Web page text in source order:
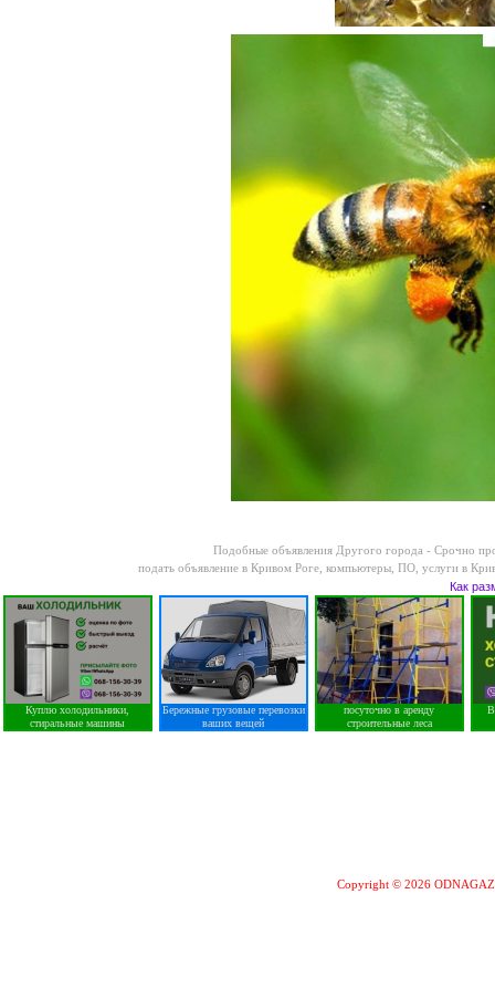
Подобные объявления Другого города - Срочно
подать объявление в Кривом Роге компьютеры, ПО, услуги в
Как
Куплю холодильники,
стиральные машины
Бережные грузовые перевозки
ваших вещей
посуточно в аренду
строительные леса
Copyright © 2026